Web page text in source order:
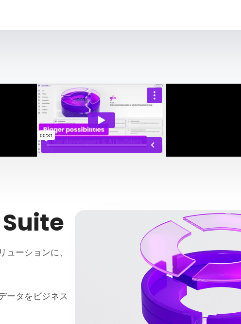
ーションに、
ータをビジネス